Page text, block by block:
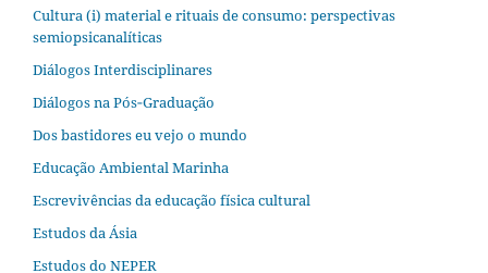
Cultura (i) material e rituais de consumo: perspectivas
semiopsicanalíticas
Diálogos Interdisciplinares
Diálogos na Pós‐Graduação
Dos bastidores eu vejo o mundo
Educação Ambiental Marinha
Escrevivências da educação física cultural
Estudos da Ásia​
Estudos do NEPER